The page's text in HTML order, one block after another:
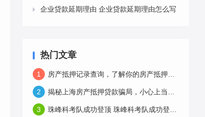

企业贷款延期理由 企业贷款延期理由怎么写
热门文章
1 房产抵押记录查询，了解你的房产抵押情况
2 揭秘上海房产抵押贷款骗局，小心上当受骗！
3 珠峰科考队成功登顶 珠峰科考队成功登顶一